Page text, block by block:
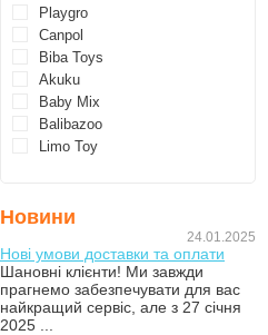
Playgro
Canpol
Biba Toys
Akuku
Baby Mix
Balibazoo
Limo Toy
Новини
24.01.2025
Нові умови доставки та оплати
Шановні клієнти! Ми завжди
прагнемо забезпечувати для вас
найкращий сервіс, але з 27 січня
2025 ...